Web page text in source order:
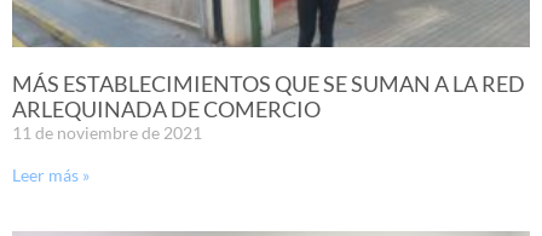
MÁS ESTABLECIMIENTOS QUE SE SUMAN A LA RED
ARLEQUINADA DE COMERCIO
11 de noviembre de 2021
Leer más »